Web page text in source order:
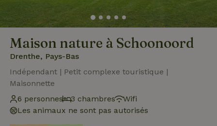
Maison nature à Schoonoord
Drenthe, Pays-Bas
Indépendant | Petit complexe touristique |
Maisonnette
6 personnes
3 chambres
Wifi
Les animaux ne sont pas autorisés